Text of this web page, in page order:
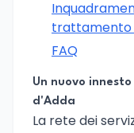
trattamento
FAQ
Un nuovo
d'Adda
La rete dei